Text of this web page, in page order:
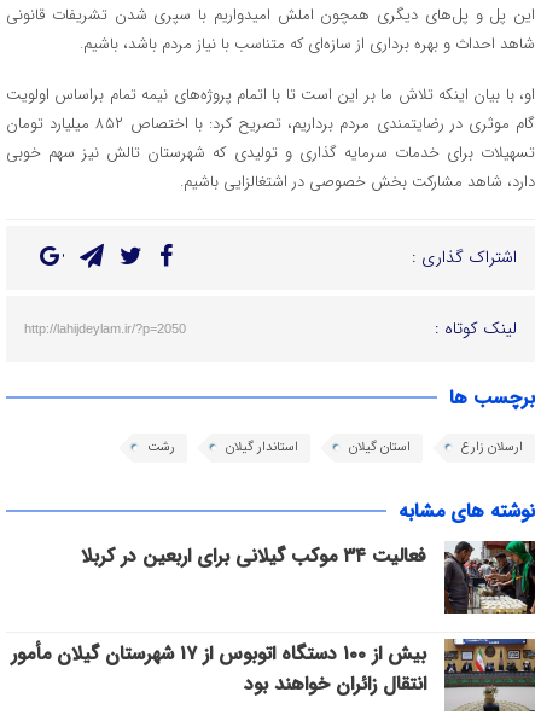
این پل و پل‌های دیگری همچون املش امیدواریم با سپری شدن تشریفات قانونی
شاهد احداث و بهره برداری از سازه‌ای که متناسب با نیاز مردم باشد، باشیم.
او، با بیان اینکه تلاش ما بر این است تا با اتمام پروژه‌های نیمه تمام براساس اولویت
گام موثری در رضایتمندی مردم برداریم، تصریح کرد: با اختصاص ۸۵۲ میلیارد تومان
تسهیلات برای خدمات سرمایه گذاری و تولیدی که شهرستان تالش نیز سهم خوبی
دارد، شاهد مشارکت بخش خصوصی در اشتغالزایی باشیم.
اشتراک گذاری :
لینک کوتاه : http://lahijdeylam.ir/?p=2050
برچسب ها
ارسلان زارع استان گیلان استاندار گیلان رشت
نوشته های مشابه
فعالیت ۳۴ موکب گیلانی برای اربعین در کربلا
بیش از ۱۰۰ دستگاه اتوبوس از ۱۷ شهرستان گیلان مأمور
انتقال زائران خواهند بود